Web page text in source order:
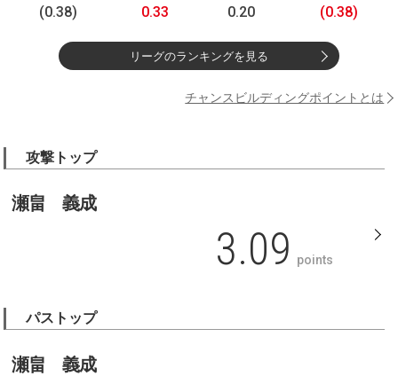
(0.38)
0.33 0.20 (0.38)
リーグのランキングを見る
チャンスビルディングポイントとは
攻撃トップ
瀬畠 義成
3.09 points
パストップ
瀬畠 義成